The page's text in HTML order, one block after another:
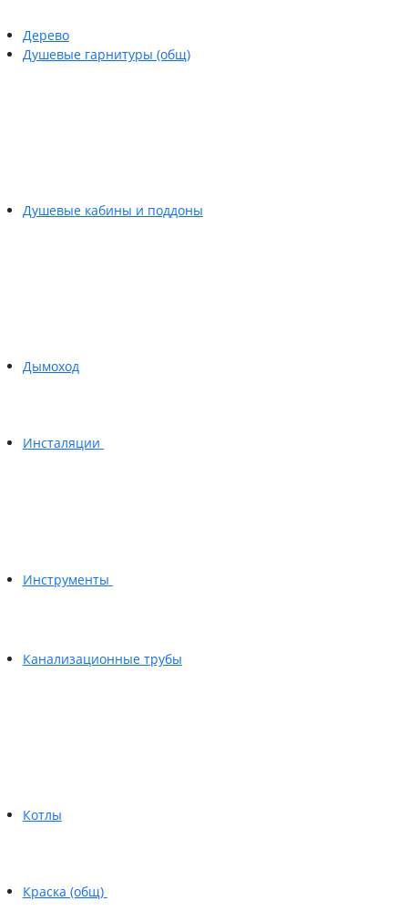
Дерево
Душевые гарнитуры (общ)
Душевые кабины и поддоны
Дымоход
Инсталяции
Инструменты
Канализационные трубы
Котлы
Краска (общ)